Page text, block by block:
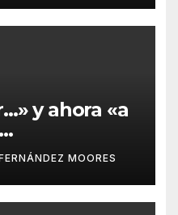
y ahora «a
MOORES